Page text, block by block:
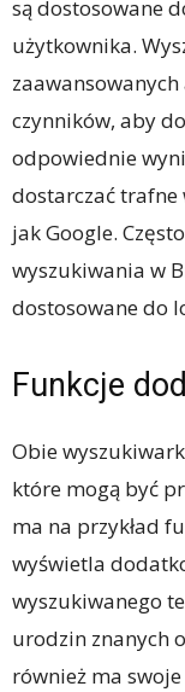
są dostosowane
użytkownika.
czynników, aby
odpowiednie
dostarczać trafne
jak Google.
wyszukiwania w
dostosowane do
Funkcje
Obie
które mogą być
ma na przykład
wyświetla
wyszukiwanego
urodzin znanych
również ma